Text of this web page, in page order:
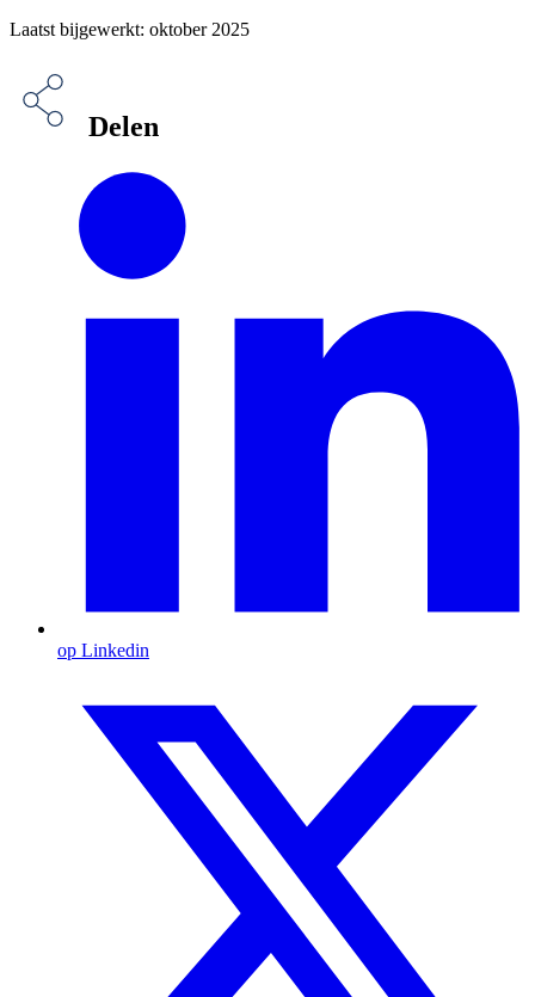
Laatst bijgewerkt: oktober 2025
Delen
op Linkedin